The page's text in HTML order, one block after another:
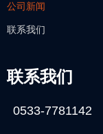
公司新闻
联系我们
联系我们
0533-7781142